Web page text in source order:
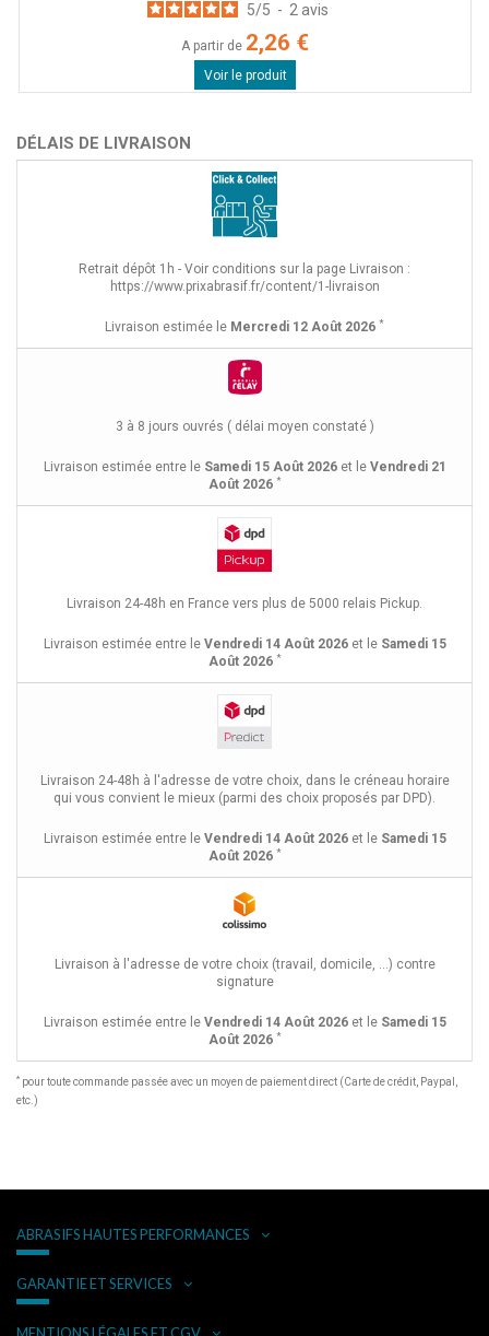
5/5 - 2 avis
A partir de 2,26 €
Voir le produit
DÉLAIS DE LIVRAISON
Retrait dépôt 1h - Voir conditions sur la page Livraison :
https://www.prixabrasif.fr/content/1-livraison
Livraison estimée le Mercredi 12 Août 2026 *
3 à 8 jours ouvrés ( délai moyen constaté )
Livraison estimée entre le Samedi 15 Août 2026et le Vendredi 21
Août 2026 *
Livraison 24-48h en France vers plus de 5000 relais Pickup.
Livraison estimée entre le Vendredi 14 Août 2026et le Samedi 15
Août 2026 *
Livraison 24-48h à l'adresse de votre choix, dans le créneau horaire
qui vous convient le mieux (parmi des choix proposés par DPD).
Livraison estimée entre le Vendredi 14 Août 2026et le Samedi 15
Août 2026 *
Livraison à l'adresse de votre choix (travail, domicile, ...) contre
signature
Livraison estimée entre le Vendredi 14 Août 2026et le Samedi 15
Août 2026 *
* pour toute commande passée avec un moyen de paiement direct (Carte de crédit, Paypal,
etc.)
ABRASIFS HAUTES PERFORMANCES
GARANTIE ET SERVICES